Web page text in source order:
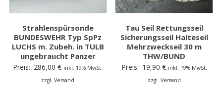
Strahlenspürsonde
BUNDESWEHR Typ SpPz
LUCHS m. Zubeh. in TULB
ungebraucht Panzer
Preis: 286,00€ inkl. 19% MwSt.
zzgl. Versand
Tau Seil Rettungsseil
Sicherungsseil Halteseil
Mehrzweckseil 30 m
THW/BUND
Preis: 19,90 € inkl. 19% MwSt.
zzgl. Versand